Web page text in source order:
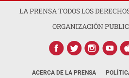
LA PRENSA TODOS LOS
ORGANIZACIÓN
ACERCA DE LA PRENSA